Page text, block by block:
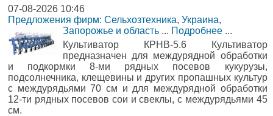
07-08-2026 10:46
Предложения фирм: Сельхозтехника, Украина,
Запорожье и область ... Подробнее ...
Культиватор КРНВ-5.6 Культиватор
предназначен для междурядной обработки
и подкормки 8-ми рядных посевов кукурузы,
подсолнечника, клещевины и других пропашных культур
с междурядьями 70 см и для междурядной обработки
12-ти рядных посевов сои и свеклы, с междурядьями 45
см.